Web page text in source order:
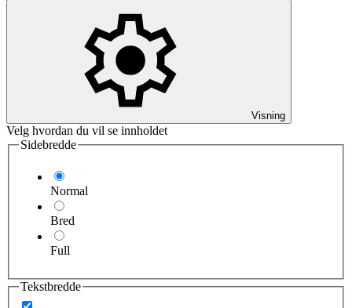
Visning
Velg hvordan du vil se innholdet
Sidebredde
Normal
Bred
Full
Tekstbredde